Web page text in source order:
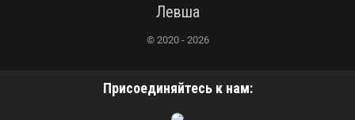
Левша
© 2020 - 2026
Присоединяйтесь к нам: